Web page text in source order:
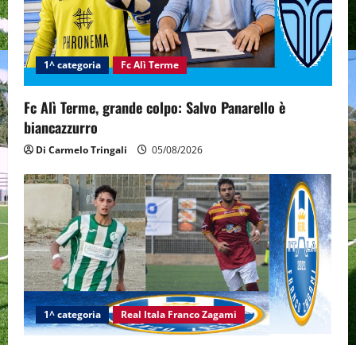
t
i
o
n
1^ categoria Fc Alì Terme
Fc Alì Terme, grande colpo: Salvo Panarello è
biancazzurro
Di Carmelo Tringali 05/08/2026
1^ categoria Real Itala Franco Zagami